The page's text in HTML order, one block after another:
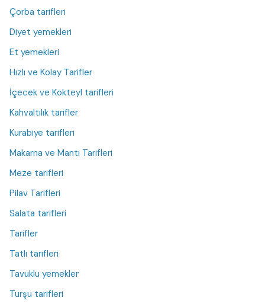
Çorba tarifleri
Diyet yemekleri
Et yemekleri
Hızlı ve Kolay Tarifler
İçecek ve Kokteyl tarifleri
Kahvaltılık tarifler
Kurabiye tarifleri
Makarna ve Mantı Tarifleri
Meze tarifleri
Pilav Tarifleri
Salata tarifleri
Tarifler
Tatlı tarifleri
Tavuklu yemekler
Turşu tarifleri